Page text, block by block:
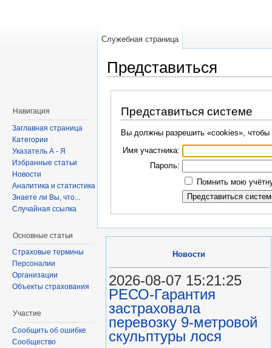
Представиться
Представиться системе
Вы должны разрешить «cookies», чтобы
Имя участника:
Пароль:
Помнить мою
Служебная страница
Навигация
Заглавная страница
Категории
Указатель А - Я
Избранные статьи
Новости
Аналитика и статистика
Знаете ли Вы, что...
Случайная ссылка
Основные статьи
Страховые термины
Персоналии
Организации
Объекты страхования
Участие
Сообщить об ошибке
Сообщество
Новости
2026-08-07 15:21:25
РЕСО-Гарантия
застраховала
перевозку 9-метровой
скульптуры лося